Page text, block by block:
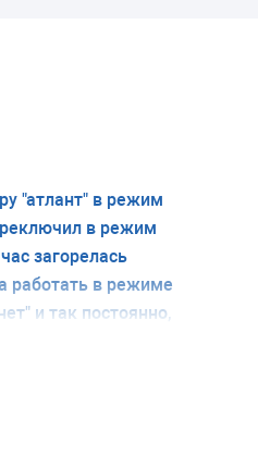
"атлант" в режим
в режим
загорелась
работать в режиме
и так постоянно,
лампа .